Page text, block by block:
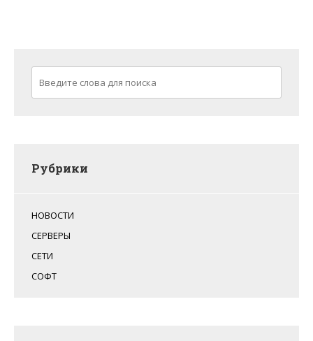
Рубрики
НОВОСТИ
СЕРВЕРЫ
СЕТИ
СОФТ